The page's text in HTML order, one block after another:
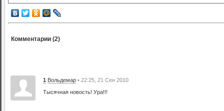
Комментарии (2)
1 Вольдемар • 22:25, 21 Сен 2010
Тысячная новость! Ура!!!